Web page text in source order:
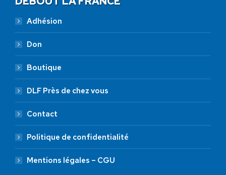
Adhésion
Don
Boutique
DLF Près de chez vous
Contact
Politique de confidentialité
Mentions légales – CGU